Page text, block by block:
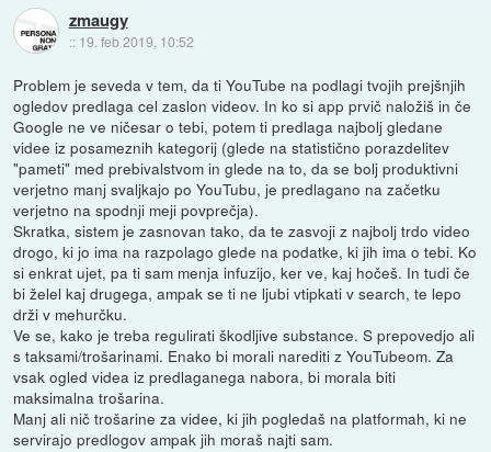
zmaugy
:: 19. feb 2019, 10:52
Problem je seveda v tem, da ti YouTube na podlagi tvojih prejšnjih
ogledov predlaga cel zaslon videov. In ko si app prvič naložiš in če
Google ne ve ničesar o tebi, potem ti predlaga najbolj gledane
videe iz posameznih kategorij (glede na statistično porazdelitev
"pameti" med prebivalstvom in glede na to, da se bolj produktivni
verjetno manj svaljkajo po YouTubu, je predlagano na začetku
verjetno na spodnji meji povprečja).
Skratka, sistem je zasnovan tako, da te zasvoji z najbolj trdo video
drogo, ki jo ima na razpolago glede na podatke, ki jih ima o tebi. Ko
si enkrat ujet, pa ti sam menja infuzijo, ker ve, kaj hočeš. In tudi če
bi želel kaj drugega, ampak se ti ne ljubi vtipkati v search, te lepo
drži v mehurčku.
Ve se, kako je treba regulirati škodljive substance. S prepovedjo ali
s taksami/trošarinami. Enako bi morali narediti z YouTubeom. Za
vsak ogled videa iz predlaganega nabora, bi morala biti
maksimalna trošarina.
Manj ali nič trošarine za videe, ki jih pogledaš na platformah, ki ne
servirajo predlogov ampak jih moraš najti sam.